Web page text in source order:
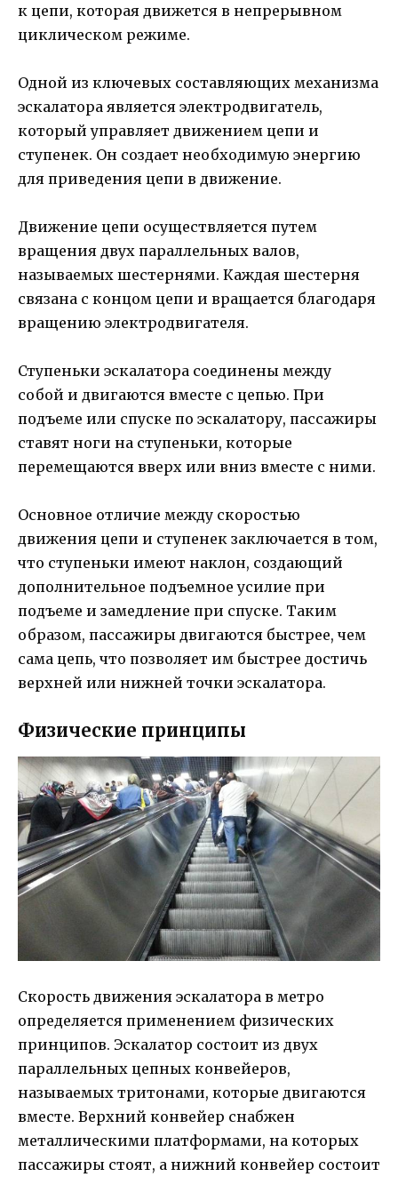
к цепи, которая движется в непрерывном
циклическом режиме.
Одной из ключевых составляющих механизма
эскалатора является электродвигатель,
который управляет движением цепи и
ступенек. Он создает необходимую энергию
для приведения цепи в движение.
Движение цепи осуществляется путем
вращения двух параллельных валов,
называемых шестернями. Каждая шестерня
связана с концом цепи и вращается благодаря
вращению электродвигателя.
Ступеньки эскалатора соединены между
собой и двигаются вместе с цепью. При
подъеме или спуске по эскалатору, пассажиры
ставят ноги на ступеньки, которые
перемещаются вверх или вниз вместе с ними.
Основное отличие между скоростью
движения цепи и ступенек заключается в том,
что ступеньки имеют наклон, создающий
дополнительное подъемное усилие при
подъеме и замедление при спуске. Таким
образом, пассажиры двигаются быстрее, чем
сама цепь, что позволяет им быстрее достичь
верхней или нижней точки эскалатора.
Физические принципы
Скорость движения эскалатора в метро
определяется применением физических
принципов. Эскалатор состоит из двух
параллельных цепных конвейеров,
называемых тритонами, которые двигаются
вместе. Верхний конвейер снабжен
металлическими платформами, на которых
пассажиры стоят, а нижний конвейер состоит